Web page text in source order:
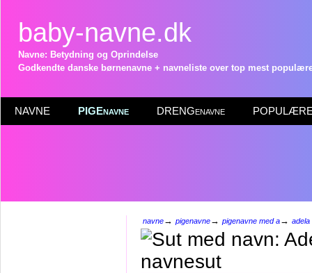
baby-navne.dk
Navne: Betydning og Oprindelse
Godkendte danske børnenavne + navneliste over top mest
NAVNE PIGEnavne DRENGenavne POPULÆRE
navne→ pigenavne→ pigenavne med a→ adela